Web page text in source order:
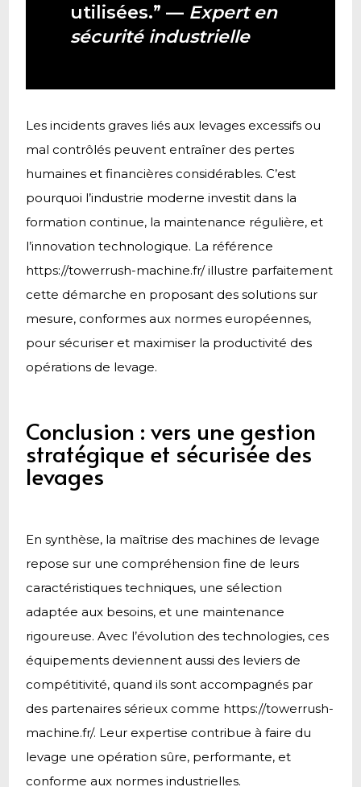
utilisées.” — Expert en
sécurité industrielle
Les incidents graves liés aux levages excessifs ou
mal contrôlés peuvent entraîner des pertes
humaines et financières considérables. C’est
pourquoi l’industrie moderne investit dans la
formation continue, la maintenance régulière, et
l’innovation technologique. La référence
https://towerrush-machine.fr/ illustre parfaitement
cette démarche en proposant des solutions sur
mesure, conformes aux normes européennes,
pour sécuriser et maximiser la productivité des
opérations de levage.
Conclusion : vers une gestion
stratégique et sécurisée des
levages
En synthèse, la maîtrise des machines de levage
repose sur une compréhension fine de leurs
caractéristiques techniques, une sélection
adaptée aux besoins, et une maintenance
rigoureuse. Avec l’évolution des technologies, ces
équipements deviennent aussi des leviers de
compétitivité, quand ils sont accompagnés par
des partenaires sérieux comme https://towerrush-
machine.fr/. Leur expertise contribue à faire du
levage une opération sûre, performante, et
conforme aux normes industrielles.